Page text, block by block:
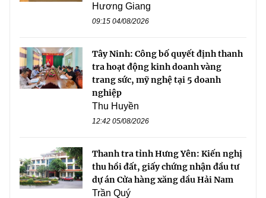
Hương Giang
09:15 04/08/2026
Tây Ninh: Công bố quyết định thanh
tra hoạt động kinh doanh vàng
trang sức, mỹ nghệ tại 5 doanh
nghiệp
Thu Huyền
12:42 05/08/2026
Thanh tra tỉnh Hưng Yên: Kiến nghị
thu hồi đất, giấy chứng nhận đầu tư
dự án Cửa hàng xăng dầu Hải Nam
Trần Quý